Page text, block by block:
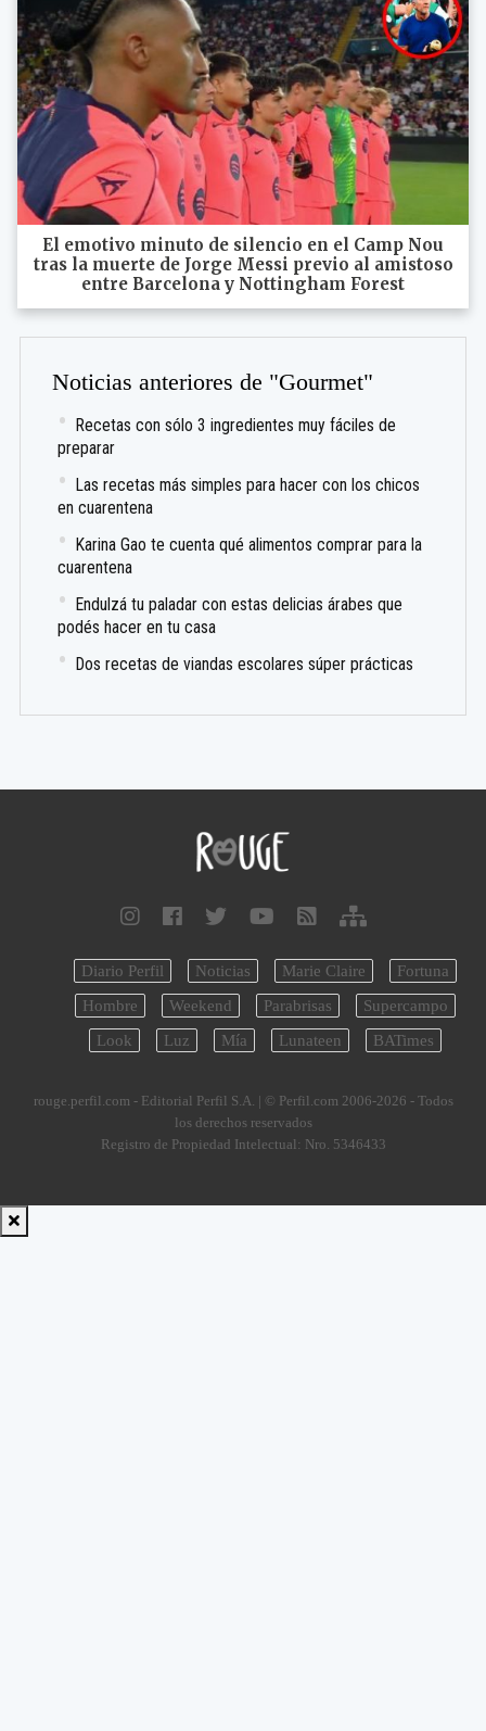
El emotivo minuto de silencio en el Camp Nou
tras la muerte de Jorge Messi previo al amistoso
entre Barcelona y Nottingham Forest
Noticias anteriores de "Gourmet"
Recetas con sólo 3 ingredientes muy fáciles de
preparar
Las recetas más simples para hacer con los chicos
en cuarentena
Karina Gao te cuenta qué alimentos comprar para la
cuarentena
Endulzá tu paladar con estas delicias árabes que
podés hacer en tu casa
Dos recetas de viandas escolares súper prácticas
Diario Perfil Noticias Marie Claire
Fortuna
Hombre
Weekend Parabrisas
Supercampo
Look
Luz Mía Lunateen BATimes
rouge.perfil.com - Editorial Perfil S.A. | © Perfil.com 2006-2026 - Todos
los derechos reservados
Registro de Propiedad Intelectual: Nro. 5346433